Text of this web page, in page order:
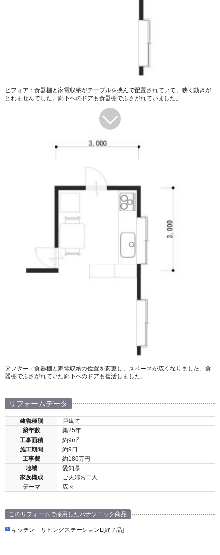
ビフォア：食器棚と家電収納がテーブルを挟んで配置されていて、狭く動きが
とれませんでした。廊下へのドアも食器棚でふさがれていました。
アフター：食器棚と家電収納の位置を変更し、スペースが広くなりました。食
器棚でふさがれていた廊下へのドアも復活しました。
リフォームデータ
建物種別
戸建て
築年数
築25年
工事面積
約9m2
施工期間
約9日
工事費
約186万円
地域
愛知県
家族構成
ご夫婦お二人
テーマ
広々
このリフォームで採用したパナソニック商品
キッチン リビングステーションL[終了品]